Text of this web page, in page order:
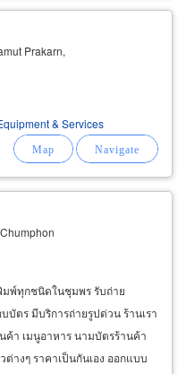
Prakarn,
& Services
มพ์ทุกชนิดในชุมพร รับถ่าย
บัตร มีบริการถ่ายรูปด่วน ร้านเรา
ค้า เมนูอาหาร นามบัตรร้านค้า
างๆ ราคาเป็นกันเอง ออกแบบ